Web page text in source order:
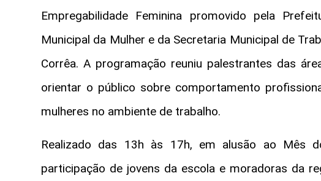
Empregabilidade Feminina promovido pela
Municipal da Mulher e da Secretaria Municipal de
Corrêa. A programação reuniu palestrantes das
orientar o público sobre comportamento
mulheres no ambiente de trabalho.
Realizado das 13h às 17h, em alusão ao Mês
participação de jovens da escola e moradoras da